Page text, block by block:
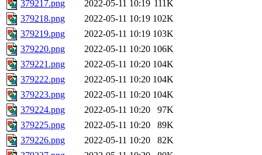
379217.png 2022-05-11 10:19 111K
379218.png
2022-05-11 10:19 102K
379219.png
2022-05-11 10:19 103K
379220.png
2022-05-11 10:20 106K
379221.png
2022-05-11 10:20 104K
379222.png
2022-05-11 10:20 104K
379223.png
2022-05-11 10:20 104K
379224.png
2022-05-11 10:20
97K
379225.png
2022-05-11 10:20
89K
379226.png
2022-05-11 10:20
82K